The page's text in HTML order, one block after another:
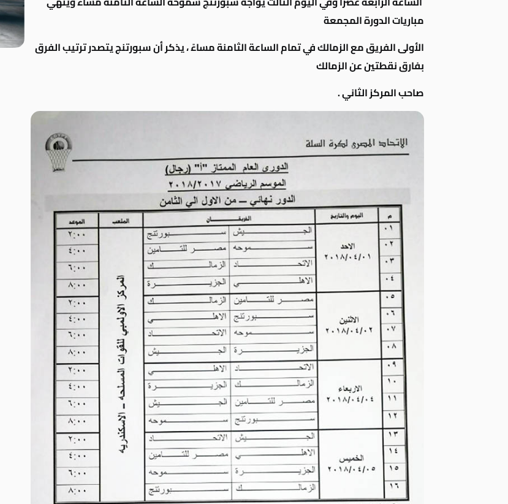
مباريات الدورة المجمعة
الأولى الفريق مع الزمالك في تمام الساعة الثامنة مساءً ، يذكر أن سبورتنج يتصدر ترتيب الفرق
بفارق نقطتين عن الزمالك
صاحب المركز الثاني .